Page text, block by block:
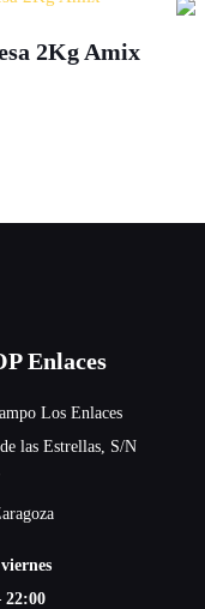
2Kg Amix
Enlaces
Los Enlaces
las Estrellas, S/N